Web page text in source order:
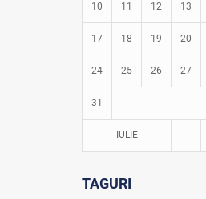
10 11 12 13
17 18 19 20
24 25 26 27
31
IULIE
TAGURI